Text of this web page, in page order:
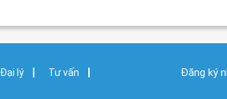
Đại lý Tư vấn Đăng ký